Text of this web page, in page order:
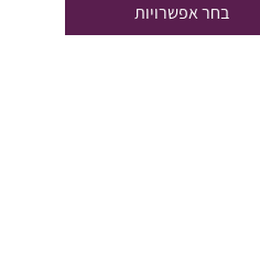
₪790.00.
בחר אפשרויות